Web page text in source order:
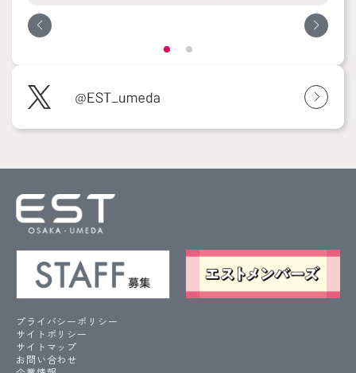
プライバシーポリシー
サイトポリシー
サイトマップ
お問い合わせ